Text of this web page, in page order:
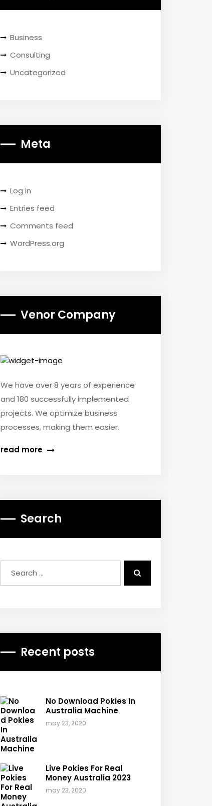
Business
Consulting
Uncategorized
Meta
Log in
Entries feed
Comments feed
WordPress.org
Venor Company
We have over 8 years of experience
and 180 successfully implemented
projects. We optimize business
processes, making them easier.
read more
Search
Recent posts
No Download Pokies In
Australia Machine
may 23, 2020
Live Pokies For Real
Money Australia 2023
may 23, 2020